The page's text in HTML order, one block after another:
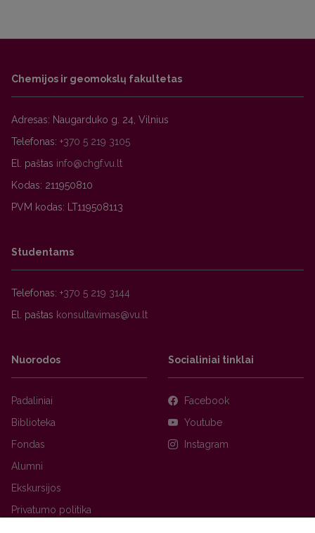
Chemijos ir geomokslų fakultetas
Adresas: Naugarduko g. 24, Vilnius
Telefonas: +370 5 219 3105
El. paštas
Kodas: 211950810
PVM kodas: LT119508113
Studentams
Telefonas: +370 5 219 3144
El. paštas
Nuorodos
Padaliniai
Biblioteka
Fondas
Alumni
Ekskursijos
Privatumo politika
Socialiniai tinklai
Facebook
Youtube
Instagram